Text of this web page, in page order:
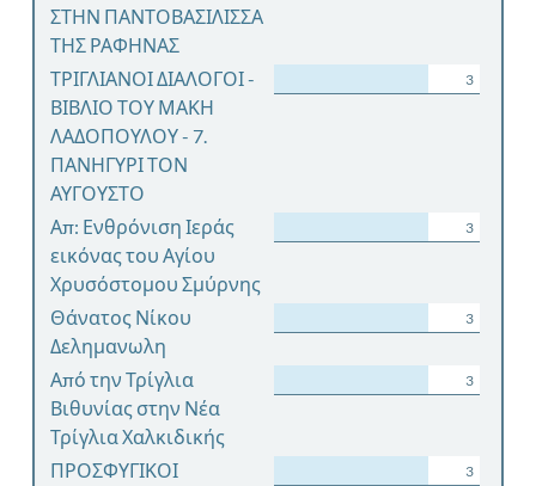
ΣΤΗΝ ΠΑΝΤΟΒΑΣΙΛΙΣΣΑ
ΤΗΣ ΡΑΦΗΝΑΣ
ΤΡΙΓΛΙΑΝΟΙ ΔΙΑΛΟΓΟΙ -
ΒΙΒΛΙΟ ΤΟΥ ΜΑΚΗ
ΛΑΔΟΠΟΥΛΟΥ - 7.
ΠΑΝΗΓΥΡΙ ΤΟΝ
ΑΥΓΟΥΣΤΟ
3
Απ: Ενθρόνιση Ιεράς
εικόνας του Αγίου
Χρυσόστομου Σμύρνης
3
Θάνατος Νίκου
Δελημανωλη
3
Από την Τρίγλια
Βιθυνίας στην Νέα
Τρίγλια Χαλκιδικής
3
ΠΡΟΣΦΥΓΙΚΟΙ
3